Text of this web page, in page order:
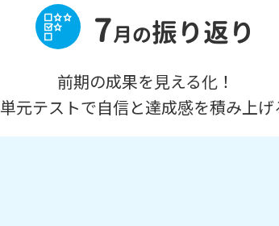
7月の振り返り
前期の成果を見える化！
単元テストで自信と達成感を積み上げ